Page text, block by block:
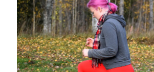
oktober 2024
september 2024
augusti 2024
juli 2024
juni 2024
maj 2024